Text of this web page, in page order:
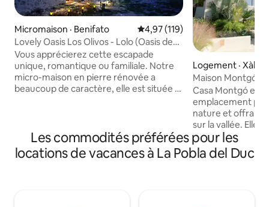
Micromaison · Benifato Note moyenne de 4,97 sur 5,
4,97 (119)
Lovely Oasis Los Olivos - Lolo (Oasis de
charme)
Vous apprécierez cette escapade
unique, romantique ou familiale. Notre
micro-maison en pierre rénovée a
beaucoup de caractère, elle est située à
est très facile à côté de la route cv-70, et
vous pouvez vous déconnecter
pleinement dans la nature, découvrir
Logement · Xàbia
Maison Montgó
Casa Montgó est
emplacement
nature et offrant
sur la vallée. Elle
quartier
ceux qui
et la détente.
Les commodités préférées pour les
locations de vacances à La Pobla del Duc